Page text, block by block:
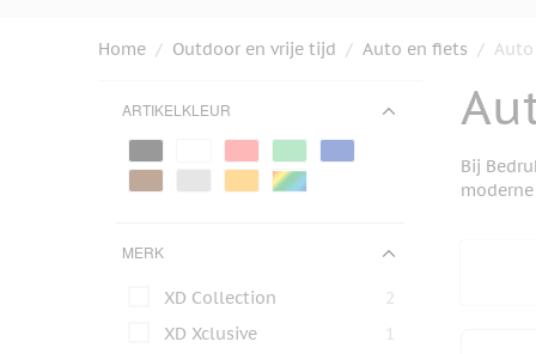
Home / Outdoor en vrije tijd / Auto en fiets / Auto
Bij
ARTIKELKLEUR
MERK
XD Collection
2
XD Xclusive
1